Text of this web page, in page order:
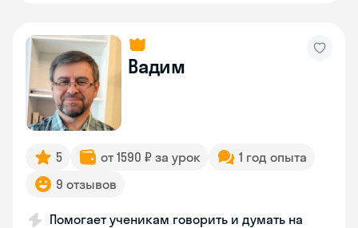
Вадим
5 от 1590 ₽ за урок
1 год опыта
9 отзывов
Помогает ученикам говорить и думать на